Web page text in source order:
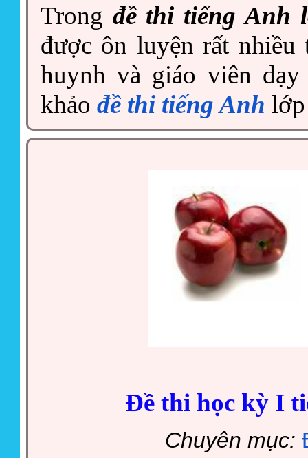
Trong đề thi tiếng Anh
được ôn luyện rất
huynh và giáo viên
khảo đề thi tiếng Anh
Đề thi học kỳ I
Chuyên mục: